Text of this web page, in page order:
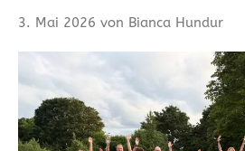
3. Mai 2026 von Bianca Hundur